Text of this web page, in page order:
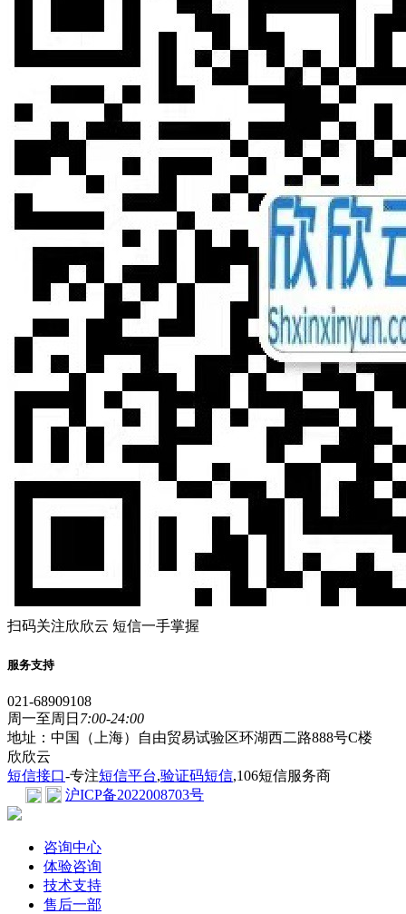
扫码关注欣欣云 短信一手掌握
服务支持
021-68909108
周一至周日 7:00-24:00
地址：中国（上海）自由贸易试验区环湖西二路888号C楼
欣欣云
短信接口-专注短信平台,验证码短信,106短信服务商
沪ICP备2022008703号
咨询中心
体验咨询
技术支持
售后一部